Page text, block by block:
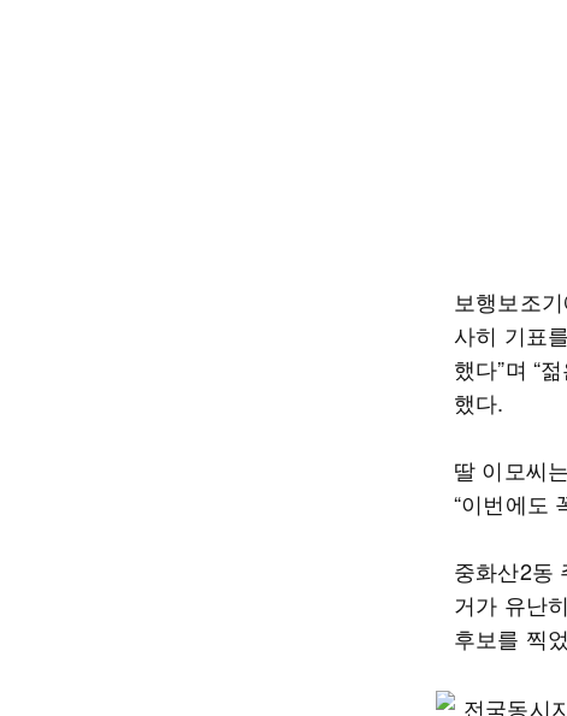
보행보조
사히 기표
했다”며 “
했다.
딸 이모씨
“이번에도
중화산2동
거가 유난
후보를 찍